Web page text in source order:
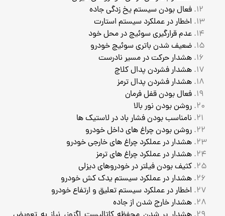
فعال بودن سیستم یخ زدگی جاده
اخطار در عملکرد سیستم استارت
عدم قرارگیری سوئیچ در محل خود
ضعیف شدن باتری سوئیچ خودرو
هشدار حرکت در مسیر نادرست
هشدار فشردن پدال کلاچ
هشدار فشردن پدال ترمز
فعال بودن قفل فرمان
روشن بودن نور بالا
نامناسب بودن فشار باد در لاستیک ها
روشن بودن چراغ های داخل خودرو
هشدار در عملکرد چراغ های خارجی خودرو
هشدار در عملکرد چراغ های ترمز
کثیف بودن فیلتر در خودروهای دیزلی
هشدار در عملکرد سیستم یدک کش خودرو
اخطار در عملکرد سیستم تعلیق و ارتفاع خودرو
هشدار خارج شدن از جاده